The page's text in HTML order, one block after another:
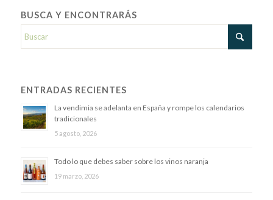
BUSCA Y ENCONTRARÁS
ENTRADAS RECIENTES
La vendimia se adelanta en España y rompe los calendarios
tradicionales
5 agosto, 2026
Todo lo que debes saber sobre los vinos naranja
19 marzo, 2026